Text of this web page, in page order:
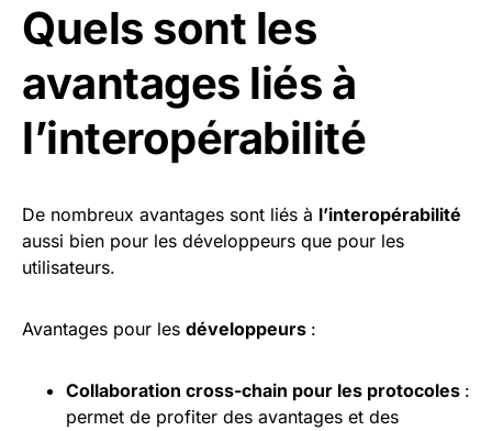
Quels sont les
avantages liés à
l’interopérabilité
De nombreux avantages sont liés à l’interopérabilité
aussi bien pour les développeurs que pour les
utilisateurs.
Avantages pour les développeurs :
Collaboration cross-chain pour les protocoles :
permet de profiter des avantages et des